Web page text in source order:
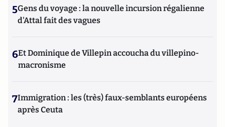
5Gens du voyage : la nouvelle incursion régalienne
d'Attal fait des vagues
6Et Dominique de Villepin accoucha du villepino-
macronisme
7Immigration : les (très) faux-semblants européens
après Ceuta